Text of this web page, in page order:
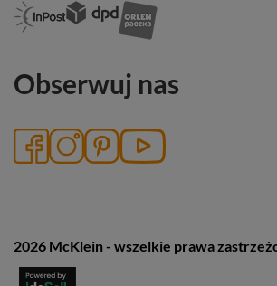
Obserwuj nas
2026 McKlein - wszelkie prawa